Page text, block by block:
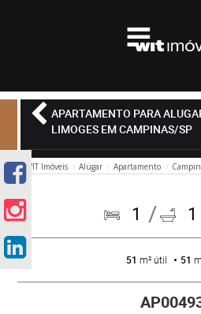
APARTAMENTO PARA
LIMOGES EM CAMPINAS/SP
WIT Imóveis Alugar Apartamento
1 1
51 m² útil 51